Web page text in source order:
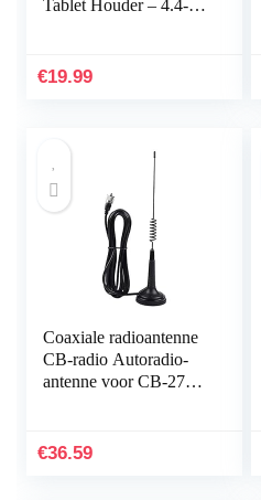
Tablet Houder – 4.4-11
voor iPad iPhone…
€19.99
Coaxiale radioantenne
CB-radio Autoradio-
antenne voor CB-27
€36.59